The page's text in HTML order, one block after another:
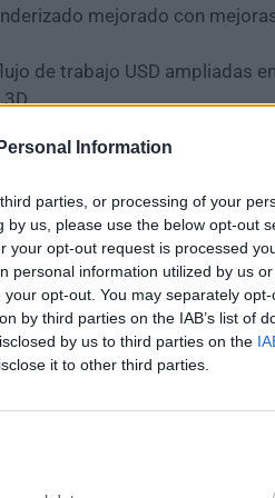
Information
parties, or processing of your
us, please use the below opt-out
your opt-out request is processed
personal information utilized by us
opt-out. You may separately
by third parties on the IAB’s list of
by us to third parties on the
it to other third parties.
mejorado con
de trabajo USD ampliadas
3D
en tiempo real
robótica mejoradas
superior
digital mejoradas para la
real
ampliados para software CAD
ecosistemas con plugins y
mejorada para